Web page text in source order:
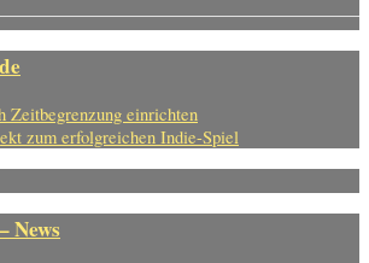
Zeitbegrenzung einrichten
zum erfolgreichen Indie-Spiel
News